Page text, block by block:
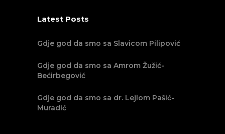
Latest Posts
Gdje god da smo sa Slavicom Pilipović
Gdje god da smo sa Amrom Žužić-
Bećirbegović
Gdje god da smo sa dr. Lejlom Pašić-
Muradić